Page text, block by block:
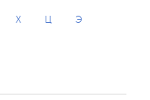
Х Ц Э